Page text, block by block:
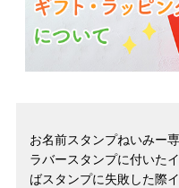
お名前スタンプねいみー
ラバースタンプに付いた
ばスタンプに失敗した際